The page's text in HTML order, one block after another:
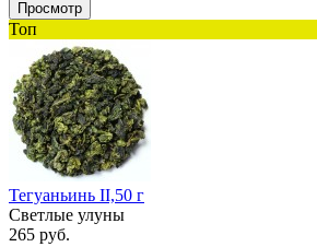
Просмотр
Топ
Тегуаньинь II,50 г
Светлые улуны
265 руб.